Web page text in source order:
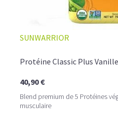
SUNWARRIOR
Protéine Classic Plus
40,90 €
Blend premium de 5 Protéines
musculaire